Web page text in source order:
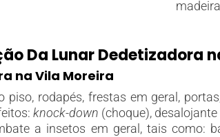
Da Lunar Dedetizadora
na Vila Moreira
rodapés, frestas em geral,
knock-down (choque), desalojante
a insetos em geral, tais como: